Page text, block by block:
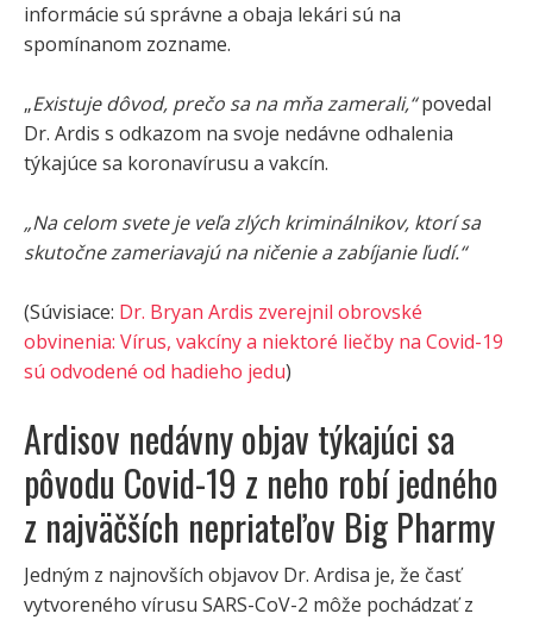
informácie sú správne a obaja lekári sú na
spomínanom zozname.
„Existuje dôvod, prečo sa na mňa zamerali,“povedal
Dr. Ardis s odkazom na svoje nedávne odhalenia
týkajúce sa koronavírusu a vakcín.
„Na celom svete je veľa zlých kriminálnikov, ktorí sa
skutočne zameriavajú na ničenie a zabíjanie ľudí.“
(Súvisiace: Dr. Bryan Ardis zverejnil obrovské
obvinenia: Vírus, vakcíny a niektoré liečby na Covid-19
sú odvodené od hadieho jedu)
Ardisov nedávny objav týkajúci sa
pôvodu Covid-19 z neho robí jedného
z najväčších nepriateľov Big Pharmy
Jedným z najnovších objavov Dr. Ardisa je, že časť
vytvoreného vírusu SARS-CoV-2 môže pochádzať z